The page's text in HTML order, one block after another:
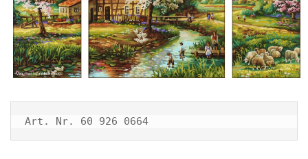
Art. Nr. 60 926 0664